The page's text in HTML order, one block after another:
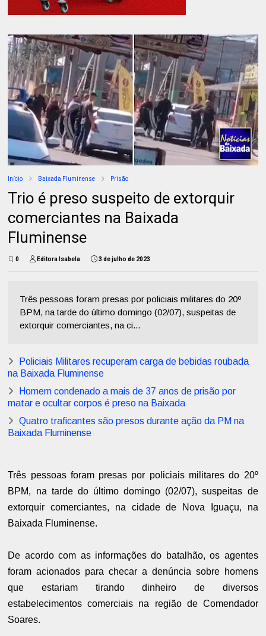
Início Baixada Fluminense Prisão
Trio é preso suspeito de extorquir
comerciantes na Baixada
Fluminense
0 Editora Isabela 3 de julho de 2023
Três pessoas foram presas por policiais militares do 20º
BPM, na tarde do último domingo (02/07), suspeitas de
extorquir comerciantes, na ci...
Policiais Militares recuperam carga de bebidas roubada
na Baixada Fluminense
Homem condenado a mais de 37 anos de prisão por
matar e ocultar corpos é preso na Baixada
Quatro traficantes são presos durante ação da PM na
Baixada Fluminense
Três pessoas foram presas por policiais militares do 20º
BPM, na tarde do último domingo (02/07), suspeitas de
extorquir comerciantes, na cidade de Nova Iguaçu, na
Baixada Fluminense.
De acordo com as informações do batalhão, os agentes
foram acionados para checar a denúncia sobre homens
que estariam tirando dinheiro de diversos
estabelecimentos comerciais na região de Comendador
Soares.